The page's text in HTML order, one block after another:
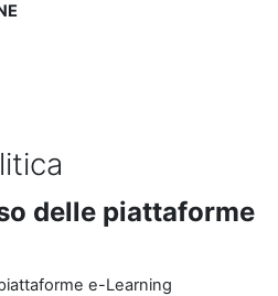
delle piattaforme
e-Learning